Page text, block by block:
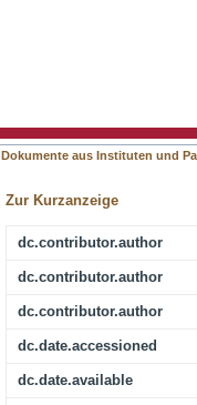
Dokumente aus Instituten und
Zur Kurzanzeige
dc.contributor.author
dc.contributor.author
dc.contributor.author
dc.date.accessioned
dc.date.available